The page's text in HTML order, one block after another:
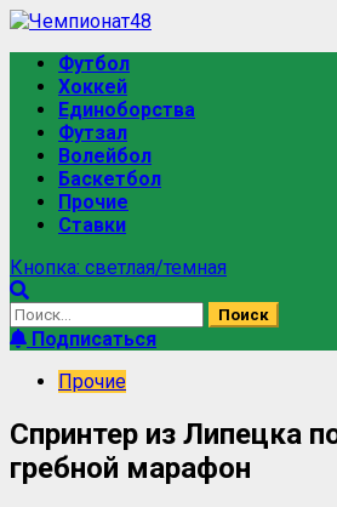
Футбол
Хоккей
Единоборства
Футзал
Волейбол
Баскетбол
Прочие
Ставки
Кнопка: светлая/темная
Подписаться
Прочие
Спринтер из Липецка
гребной марафон